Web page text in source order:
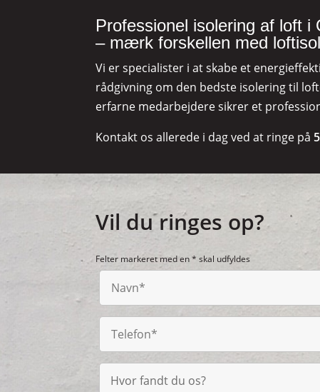
Professionel isolering af loft
– mærk forskellen med
Vi er specialister i at skabe et
rådgivning om den bedste isolering til
erfarne medarbejdere sikrer et
Kontakt os allerede i dag ved at ringe på
Vil du ringes op?
Felter markeret med en * skal udfyldes